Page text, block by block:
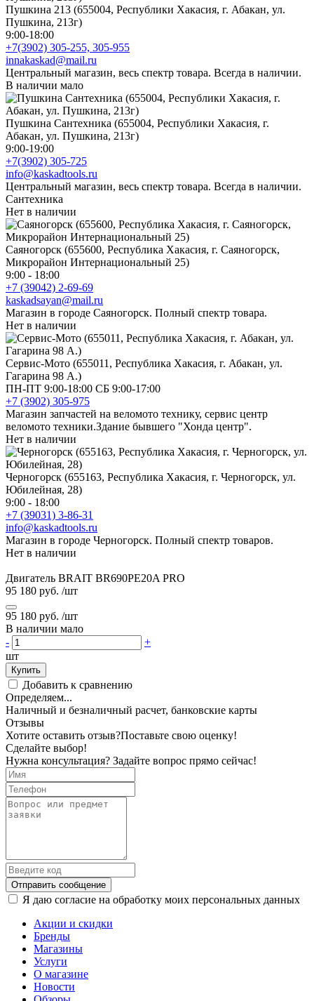
Пушкина 213 (655004, Республики Хакасия, г. Абакан, ул.
Пушкина, 213г)
9:00-18:00
+7(3902) 305-255, 305-955
innakaskad@mail.ru
Центральный магазин, весь спектр товара. Всегда в наличии.
В наличии мало
Пушкина Сантехника (655004, Республики Хакасия, г.
Абакан, ул. Пушкина, 213г)
9:00-19:00
+7(3902) 305-725
info@kaskadtools.ru
Центральный магазин, весь спектр товара. Всегда в наличии.
Сантехника
Нет в наличии
Саяногорск (655600, Республика Хакасия, г. Саяногорск,
Микрорайон Интернациональный 25)
9:00 - 18:00
+7 (39042) 2-69-69
kaskadsayan@mail.ru
Магазин в городе Саяногорск. Полный спектр товара.
Нет в наличии
Сервис-Мото (655011, Республика Хакасия, г. Абакан, ул.
Гагарина 98 А.)
ПН-ПТ 9:00-18:00 СБ 9:00-17:00
+7 (3902) 305-975
Магазин запчастей на веломото технику, сервис центр
веломото техники.Здание бывшего "Хонда центр".
Нет в наличии
Черногорск (655163, Республика Хакасия, г. Черногорск, ул.
Юбилейная, 28)
9:00 - 18:00
+7 (39031) 3-86-31
info@kaskadtools.ru
Магазин в городе Черногорск. Полный спектр товаров.
Нет в наличии
Двигатель BRAIT BR690PE20A PRO
95 180 руб. /шт
95 180 руб. /шт
В наличии мало
-
+
шт
Купить
Добавить к сравнению
Определяем...
Наличный и безналичный расчет, банковские карты
Отзывы
Хотите оставить отзыв?Поставьте свою оценку!
Сделайте выбор!
Нужна консультация? Задайте вопрос прямо сейчас!
Отправить сообщение
Я даю согласие на обработку моих персональных данных
Акции и скидки
Бренды
Магазины
Услуги
О магазине
Новости